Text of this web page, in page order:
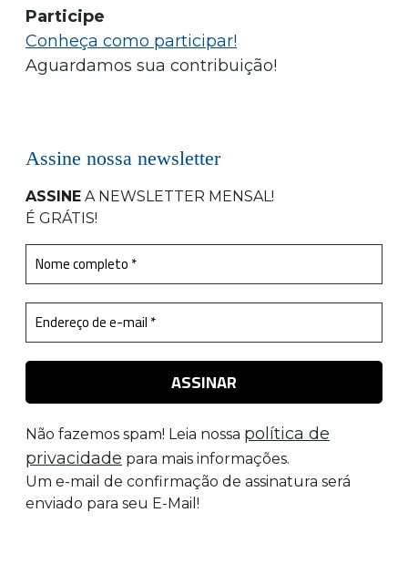
Participe
Conheça como participar!
Aguardamos sua contribuição!
Assine nossa newsletter
ASSINE A NEWSLETTER MENSAL!
É GRÁTIS!
Não fazemos spam! Leia nossa política de
privacidade para mais informações.
Um e-mail de confirmação de assinatura será
enviado para seu E-Mail!